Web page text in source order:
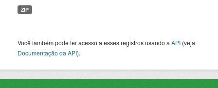
ZIP
Você também pode ter acesso a esses registros usando a API (veja
Documentação da API).